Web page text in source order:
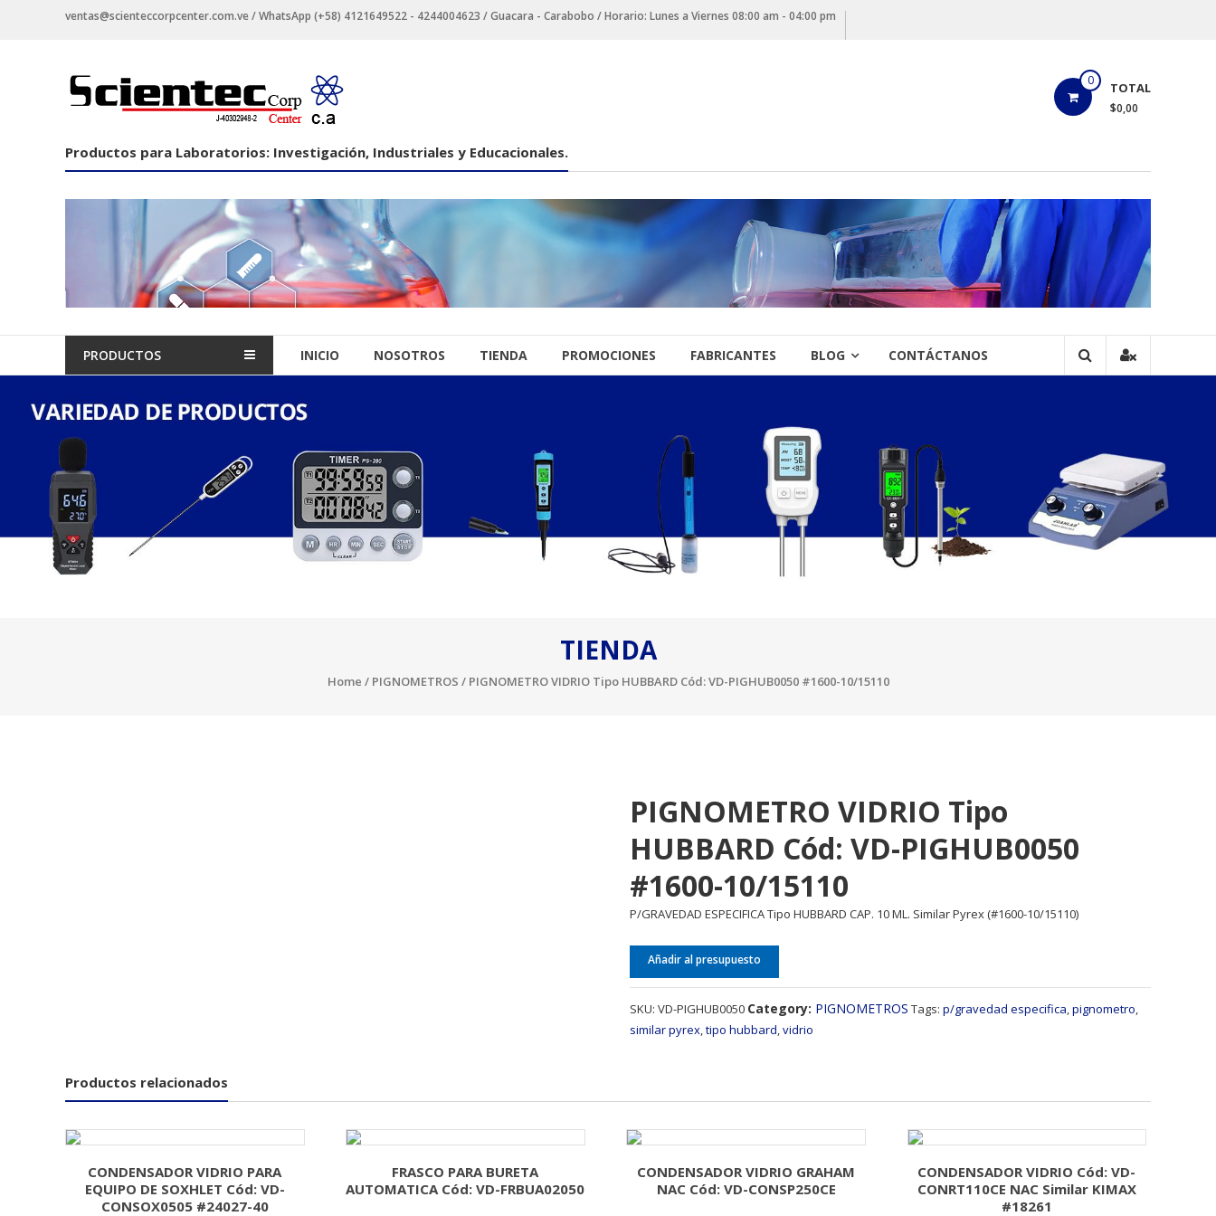
ventas@scienteccorpcenter.com.ve / WhatsApp (+58) 4121649522 - 4244004623 / Guacara - Carabobo / Horario: Lunes a Viernes 08:00 am - 04:00 pm
Productos
para
Laboratorios
Industriales
Educacionales.
0 TOTAL
$0,00
Productos para Laboratorios: Investigación, Industriales y Educacionales.
PRODUCTOS INICIO NOSOTROS TIENDA PROMOCIONES FABRICANTES BLOG CONTÁCTANOS
TIENDA
Home / PIGNOMETROS / PIGNOMETRO VIDRIO Tipo HUBBARD Cód: VD-PIGHUB0050 #1600-10/15110
PIGNOMETRO VIDRIO Tipo
HUBBARD Cód: VD-PIGHUB0050
#1600-10/15110
P/GRAVEDAD ESPECIFICA Tipo HUBBARD CAP. 10 ML. Similar Pyrex (#1600-10/15110)
Añadir al presupuesto
SKU: VD-PIGHUB0050 Category: PIGNOMETROS Tags: p/gravedad especifica,pignometro,
similar pyrex,tipo hubbard,vidrio
Productos relacionados
CONDENSADOR VIDRIO PARA
EQUIPO DE SOXHLET Cód: VD-
CONSOX0505 #24027-40
FRASCO PARA BURETA
AUTOMATICA Cód: VD-FRBUA02050
CONDENSADOR VIDRIO GRAHAM
NAC Cód: VD-CONSP250CE
CONDENSADOR VIDRIO Cód: VD-
CONRT110CE NAC Similar KIMAX
#18261